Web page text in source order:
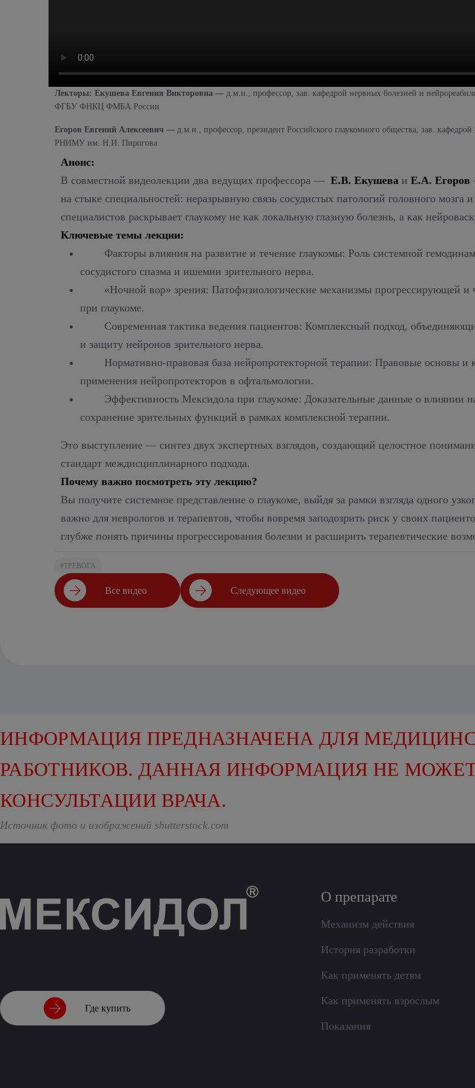
Лекторы: Екушева Евгения Викторовна — д.м.н., профессор, зав. кафедрой нервных болезней и
ФГБУ ФНКЦ ФМБА России
Егоров Евгений Алексеевич — д.м.н., профессор, президент Российского глаукомного общества, зав.
РНИМУ им. Н.И. Пирогова
Анонс:
В совместной видеолекции два ведущих профессора — Е.В. Екушева и Е.А. Егоров
на стыке специальностей: неразрывную связь сосудистых патологий головного мозга
специалистов раскрывает глаукому не как локальную глазную болезнь, а как
Ключевые темы лекции:
Факторы влияния на развитие и течение глаукомы: Роль системной
сосудистого спазма и ишемии зрительного нерва.
«Ночной вор» зрения: Патофизиологические механизмы прогрессирующей и
при глаукоме.
Современная тактика ведения пациентов: Комплексный подход,
и защиту нейронов зрительного нерва.
Нормативно-правовая база нейропротекторной терапии: Правовые основы и
применения нейропротекторов в офтальмологии.
Эффективность Мексидола при глаукоме: Доказательные данные о влиянии
сохранение зрительных функций в рамках комплексной терапии.
Это выступление — синтез двух экспертных взглядов, создающий целостное
стандарт междисциплинарного подхода.
Почему важно посмотреть эту лекцию?
Вы получите системное представление о глаукоме, выйдя за рамки взгляда одного
важно для неврологов и терапевтов, чтобы вовремя заподозрить риск у своих
глубже понять причины прогрессирования болезни и расширить терапевтические
#ТРЕВОГА
Все видео Следующее видео
ИНФОРМАЦИЯ ПРЕДНАЗНАЧЕНА ДЛЯ
РАБОТНИКОВ. ДАННАЯ ИНФОРМАЦИЯ НЕ
КОНСУЛЬТАЦИИ ВРАЧА.
Источник фото и изображений shutterstock.com
Где купить
О препарате
Механизм действия
История разработки
Как применять детям
Как применять взрослым
Показания